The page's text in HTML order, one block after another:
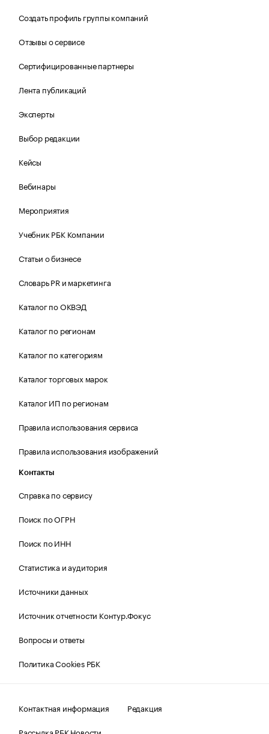
Создать профиль группы компаний
Отзывы о сервисе
Сертифицированные партнеры
Лента публикаций
Эксперты
Выбор редакции
Кейсы
Вебинары
Мероприятия
Учебник РБК Компании
Статьи о бизнесе
Словарь PR и маркетинга
Каталог по ОКВЭД
Каталог по регионам
Каталог по категориям
Каталог торговых марок
Каталог ИП по регионам
Правила использования сервиса
Правила использования изображений
Контакты
Справка по сервису
Поиск по ОГРН
Поиск по ИНН
Статистика и аудитория
Источники данных
Источник отчетности Контур.Фокус
Вопросы и ответы
Политика Cookies РБК
Контактная информация
Редакция